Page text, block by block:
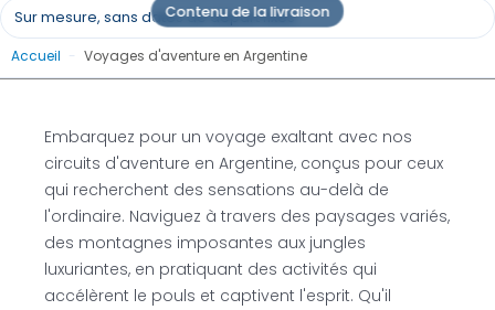
Demande un devis
Contenu de la livraison
Sur mesure, sans dates de départ fixes
Accueil - Voyages d'aventure en Argentine
Embarquez pour un voyage exaltant avec nos
circuits d'aventure en Argentine, conçus pour ceux
qui recherchent des sensations au-delà de
l'ordinaire. Naviguez à travers des paysages variés,
des montagnes imposantes aux jungles
luxuriantes, en pratiquant des activités qui
accélèrent le pouls et captivent l'esprit. Qu'il